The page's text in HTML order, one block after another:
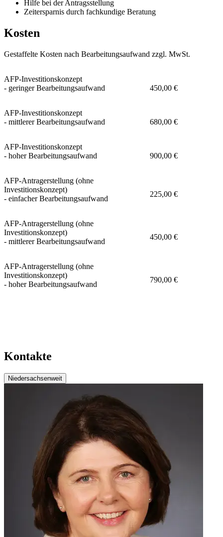
Hilfe bei der Antragsstellung
Zeitersparnis durch fachkundige Beratung
Kosten
Gestaffelte Kosten nach Bearbeitungsaufwand zzgl. MwSt.
AFP-Investitionskonzept
- geringer Bearbeitungsaufwand
450,00 €
AFP-Investitionskonzept
- mittlerer Bearbeitungsaufwand
680,00 €
AFP-Investitionskonzept
- hoher Bearbeitungsaufwand
900,00 €
AFP-Antragerstellung (ohne
Investitionskonzept)
- einfacher Bearbeitungsaufwand
225,00 €
AFP-Antragerstellung (ohne
Investitionskonzept)
- mittlerer Bearbeitungsaufwand
450,00 €
AFP-Antragerstellung (ohne
Investitionskonzept)
- hoher Bearbeitungsaufwand
790,00 €
Kontakte
Niedersachsenweit